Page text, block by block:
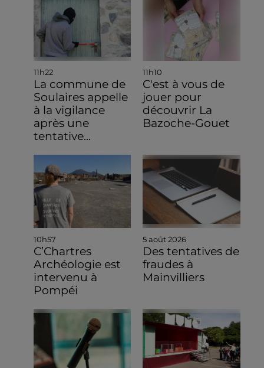
11h22
La commune de
Soulaires appelle
à la vigilance
après une
tentative...
11h10
C'est à vous de
jouer pour
découvrir La
Bazoche-Gouet
10h57
C’Chartres
Archéologie est
intervenu à
Pompéi
5 août 2026
Des tentatives de
fraudes à
Mainvilliers